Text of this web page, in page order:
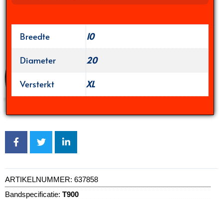
Breedte
10
Diameter
20
Versterkt
XL
ARTIKELNUMMER: 637858
Bandspecificatie: T900